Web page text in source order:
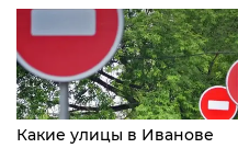
Какие улицы в Иванове